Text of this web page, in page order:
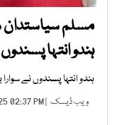
مسلم سیاستدان
ہندو انتہا
ہندو انتہا پسندوں نے
ویب ڈیسک | AUG 08, 2025 02:37 PM |